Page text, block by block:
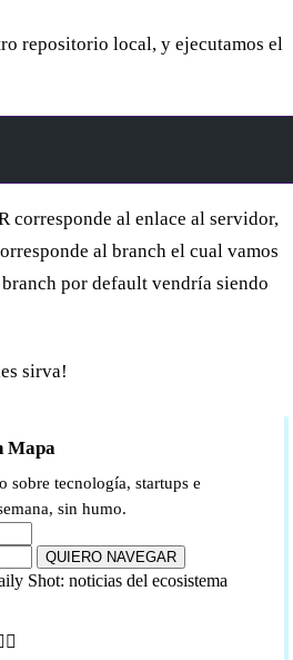
repositorio local, y ejecutamos el
corresponde al enlace al servidor,
al branch el cual vamos
por default vendría siendo
sirva!
Mapa
sobre tecnología, startups e
sin humo.
QUIERO NAVEGAR
Shot: noticias del ecosistema